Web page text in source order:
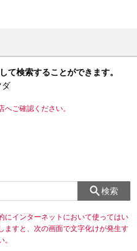
て検索することができます。
ご確認ください。
検索
にインターネットにおいて使ってはい
ますと、次の画面で文字化けが発生す